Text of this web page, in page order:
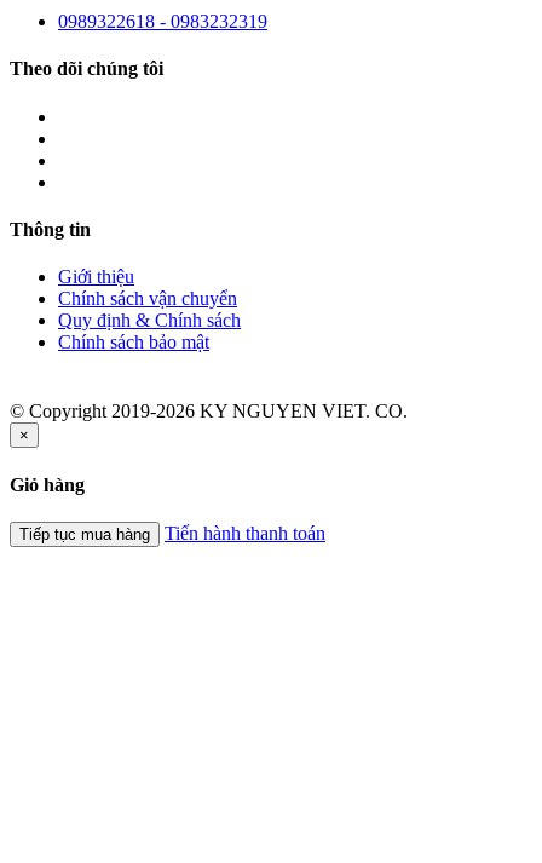
0989322618 - 0983232319
Theo dõi chúng tôi
Thông tin
Giới thiệu
Chính sách vận chuyển
Quy định & Chính sách
Chính sách bảo mật
© Copyright 2019-2026 KY NGUYEN VIET. CO.
×
Giỏ hàng
Tiếp tục mua hàng Tiến hành thanh toán